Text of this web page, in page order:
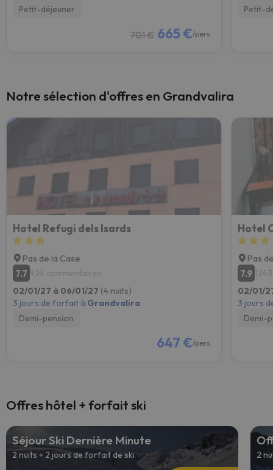
Petit-déjeuner
701 € 665 €/pers.
Petit-
Notre sélection d'offres en Grandvalira
Hotel Refugi dels Isards
Pas de la Case
7.7 924 commentaires
02/01/27 à 06/01/27 (4 nuits)
3 jours de forfait à Grandvalira
Demi-pension
647 €/pers.
Hotel
Pas
7.9
02/01/
3 jours
Demi-
Offres hôtel + forfait ski
Séjour Ski Dernière Minute
2 nuits + 2 jours de forfait de ski 2